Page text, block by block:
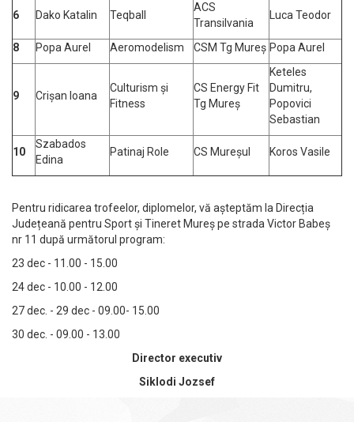
6 Dako Katalin Teqball
ACS
Transilvania
Luca Teodor
8 Popa Aurel Aeromodelism CSM Tg Mureș Popa Aurel
9 Crișan Ioana
Culturism și
Fitness
CS Energy Fit
Tg Mureș
Keteles
Dumitru,
Popovici
Sebastian
10
Szabados
Edina
Patinaj Role CS Mureșul Koros Vasile
Pentru ridicarea trofeelor, diplomelor, vă așteptăm la Direcția
Județeană pentru Sport și Tineret Mureș pe strada Victor Babeș
nr 11 după următorul program:
23 dec - 11.00 - 15.00
24 dec - 10.00 - 12.00
27 dec. - 29 dec - 09.00- 15.00
30 dec. - 09.00 - 13.00
Director executiv
Siklodi Jozsef